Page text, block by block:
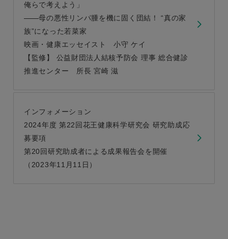
俺らで考えよう」
母の悪性リンパ腫を機に固く団結！ “真の家
族”になった若菜家
映画・健康エッセイスト 小守 ケイ
【監修】 公益財団法人結核予防会 理事 総合健診
推進センター 所長 宮崎 滋
インフォメーション
2024年度 第22回花王健康科学研究会 研究助成応
募要項
第20回研究助成者による成果報告会を開催
（2023年11月11日）